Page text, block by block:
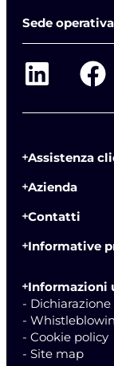
Sede operativa
Assistenza
Azienda
Contatti
Informative
Informazioni
-
-
- Cookie policy
- Site map